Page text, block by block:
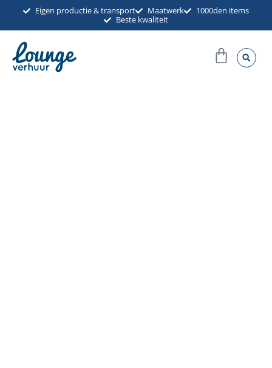
inhoud
Eigen productie & transport Maatwerk
1000den items
Beste kwaliteit